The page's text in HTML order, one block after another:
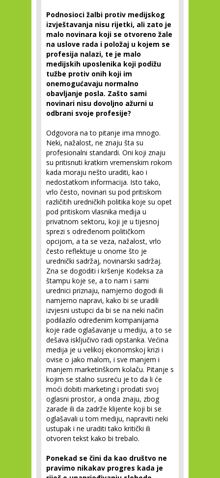
Podnosioci žalbi protiv medijskog
izvještavanja nisu rijetki, ali zato je
malo novinara koji se otvoreno žale
na uslove rada i položaj u kojem se
profesija nalazi, te je malo
medijskih uposlenika koji podižu
tužbe protiv onih koji im
onemogućavaju normalno
obavljanje posla. Zašto sami
novinari nisu dovoljno ažurni u
odbrani svoje profesije?
Odgovora na to pitanje ima mnogo.
Neki, nažalost, ne znaju šta su
profesionalni standardi. Oni koji znaju
su pritisnuti kratkim vremenskim rokom
kada moraju nešto uraditi, kao i
nedostatkom informacija. Isto tako,
vrlo često, novinari su pod pritiskom
različitih uredničkih politika koje su opet
pod pritiskom vlasnika medija u
privatnom sektoru, koji je u tijesnoj
sprezi s određenom političkom
opcijom, a ta se veza, nažalost, vrlo
često reflektuje u onome što je
urednički sadržaj, novinarski sadržaj.
Zna se dogoditi i kršenje Kodeksa za
štampu koje se, a to nam i sami
urednici priznaju, namjerno dogodi ili
namjerno napravi, kako bi se uradili
izvjesni ustupci da bi se na neki način
podilazilo određenim kompanijama
koje rade oglašavanje u mediju, a to se
dešava isključivo radi opstanka. Većina
medija je u velikoj ekonomskoj krizi i
ovise o jako malom, i sve manjem i
manjem marketinškom kolaču. Pitanje s
kojim se stalno susreću je to da li će
moći dobiti marketing i prodati svoj
oglasni prostor, a onda znaju, zbog
zarade ili da zadrže klijente koji bi se
oglašavali u tom mediju, napraviti neki
ustupak i ne uraditi tako kritički ili
otvoren tekst kako bi trebalo.
Ponekad se čini da kao društvo ne
pravimo nikakav progres kada je